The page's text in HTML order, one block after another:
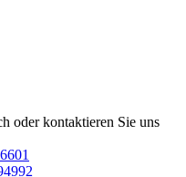
oder kontaktieren Sie uns